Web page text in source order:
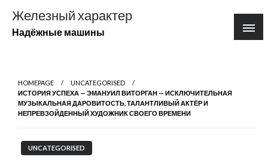
содержимому
Железный характер
Надёжные машины
HOMEPAGE
UNCATEGORISED
ИСТОРИЯ УСПЕХА — ЭМАНУИЛ ВИТОРГАН — ИСКЛЮЧИТЕЛЬНАЯ
МУЗЫКАЛЬНАЯ ДАРОВИТОСТЬ, ТАЛАНТЛИВЫЙ АКТЁР И
НЕПРЕВЗОЙДЕННЫЙ ХУДОЖНИК СВОЕГО ВРЕМЕНИ
UNCATEGORISED